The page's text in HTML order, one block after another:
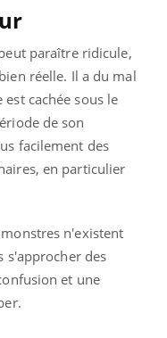
paraître ridicule,
réelle. Il a du mal
cachée sous le
de son
facilement des
en particulier
n'existent
s'approcher des
et une